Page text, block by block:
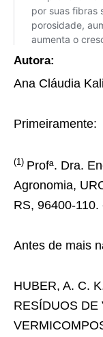
Autora:
Ana Cláudia
Primeiramente:
(1) Profª. Dra.
Agronomia,
RS, 96400-
Antes de mais
HUBER, A. C.
RESÍDUOS DE